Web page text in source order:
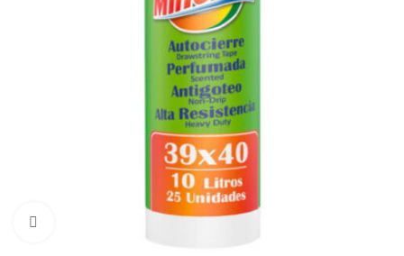
Haga Click para agrandar